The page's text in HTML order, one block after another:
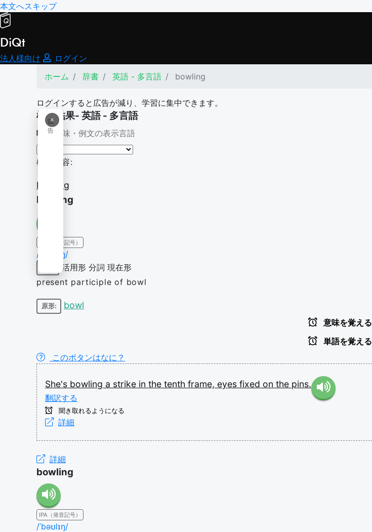
本文へスキップ
DiQt
法人様向け
ログイン
ホーム
辞書 英語 - 多言語 bowling
ログインすると広告が減り、学習に集中できます。
×
広
告
検索結果- 英語 - 多言語
意味・例文の表示言語
検索内容:
bowling
bowling
IPA（発音記号）
/ˈbəʊlɪŋ/
活用形 分詞 現在形
present participle of bowl
原形: bowl
意味を覚える
単語を覚える
このボタンはなに？
She's bowling a strike in the tenth frame, eyes fixed on the pins.
翻訳する
聞き取れるようになる
詳細
詳細
bowling
IPA（発音記号）
/ˈbəʊlɪŋ/